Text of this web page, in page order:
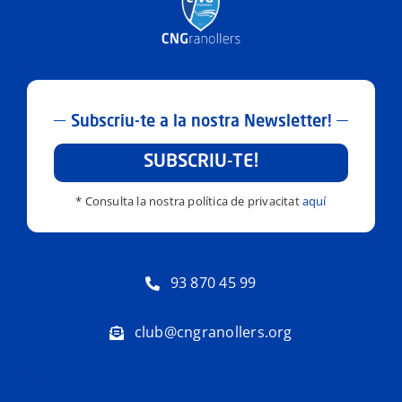
Subscriu-te a la nostra Newsletter!
SUBSCRIU-TE!
* Consulta la nostra política de privacitataquí
93 870 45 99
club@cngranollers.org